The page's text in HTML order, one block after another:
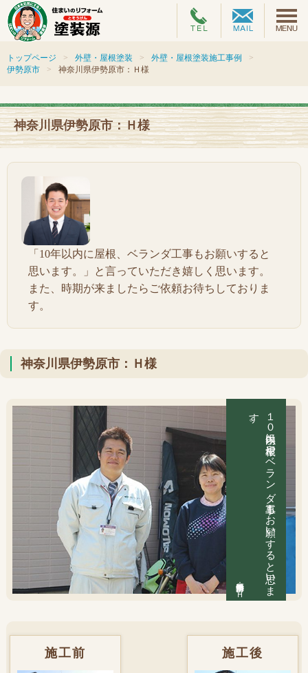
トップページ 外壁・屋根塗装
外壁・屋根塗装施工事例
伊勢原市
神奈川県伊勢原市：Ｈ様
神奈川県伊勢原市：Ｈ様
「10年以内に屋根、ベランダ工事もお願いすると
思います。」と言っていただき嬉しく思います。
また、時期が来ましたらご依頼お待ちしておりま
す。
神奈川県伊勢原市：Ｈ様
１
０
年以内に
屋根や
ベ
ラ
ン
ダ
工事も
お
願い
す
る
と
思い
ま
す
。
神奈川県伊勢原市：Ｈ様
施工前 施工後